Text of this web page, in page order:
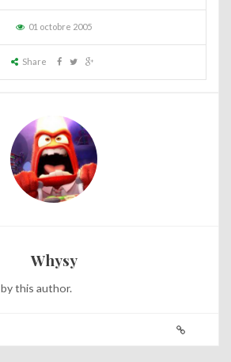
01 octobre 2005
Share
Whysy
by this author.